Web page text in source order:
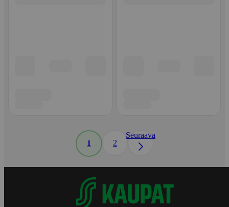
1 2
Seuraava